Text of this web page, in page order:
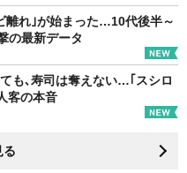
離れ｣が始まった…10代後半～
の最新データ
も､寿司は奪えない…｢スシロ
客の本音
る